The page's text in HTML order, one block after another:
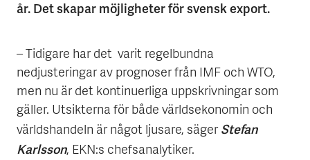
år. Det skapar möjligheter för svensk export.
– Tidigare har det varit regelbundna
nedjusteringar av prognoser från IMF och WTO,
men nu är det kontinuerliga uppskrivningar som
gäller. Utsikterna för både världsekonomin och
världshandeln är något ljusare, sägerStefan
Karlsson, EKN:s chefsanalytiker.